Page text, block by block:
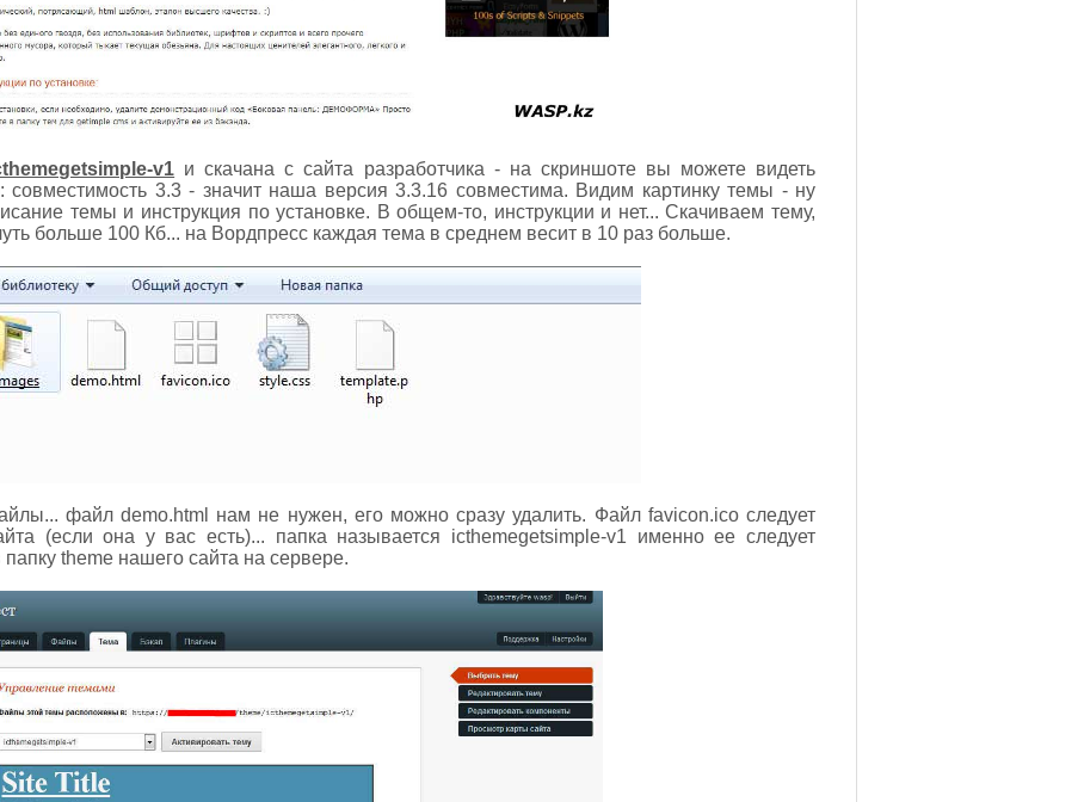
v1 и скачана с сайта разработчика - на скриншоте вы можете видеть
совместимость 3.3 - значит наша версия 3.3.16 совместима. Видим картинку темы - ну
темы и инструкция по установке. В общем-то, инструкции и нет... Скачиваем тему,
больше 100 Кб... на Вордпресс каждая тема в среднем весит в 10 раз больше.
файл demo.html нам не нужен, его можно сразу удалить. Файл favicon.ico следует
(если она у вас есть)... папка называется icthemegetsimple-v1 именно ее следует
папку theme нашего сайта на сервере.